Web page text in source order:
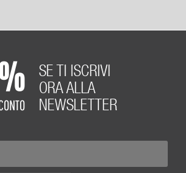
SE TI ISCRIVI
ORA ALLA
NEWSLETTER